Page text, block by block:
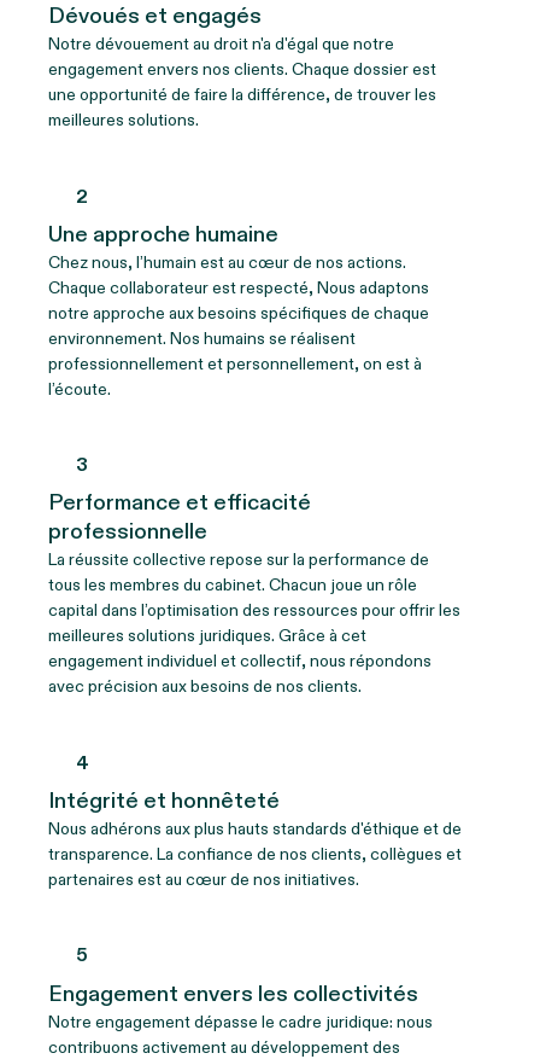
Dévoués et engagés
Notre dévouement au droit n'a d'égal que notre
engagement envers nos clients. Chaque dossier est
une opportunité de faire la différence, de trouver les
meilleures solutions.
2
Une approche humaine
Chez nous, l’humain est au cœur de nos actions.
Chaque collaborateur est respecté, Nous adaptons
notre approche aux besoins spécifiques de chaque
environnement. Nos humains se réalisent
professionnellement et personnellement, on est à
l’écoute.
3
Performance et efficacité
professionnelle
La réussite collective repose sur la performance de
tous les membres du cabinet. Chacun joue un rôle
capital dans l’optimisation des ressources pour offrir les
meilleures solutions juridiques. Grâce à cet
engagement individuel et collectif, nous répondons
avec précision aux besoins de nos clients.
4
Intégrité et honnêteté
Nous adhérons aux plus hauts standards d'éthique et de
transparence. La confiance de nos clients, collègues et
partenaires est au cœur de nos initiatives.
5
Engagement envers les collectivités
Notre engagement dépasse le cadre juridique: nous
contribuons activement au développement des